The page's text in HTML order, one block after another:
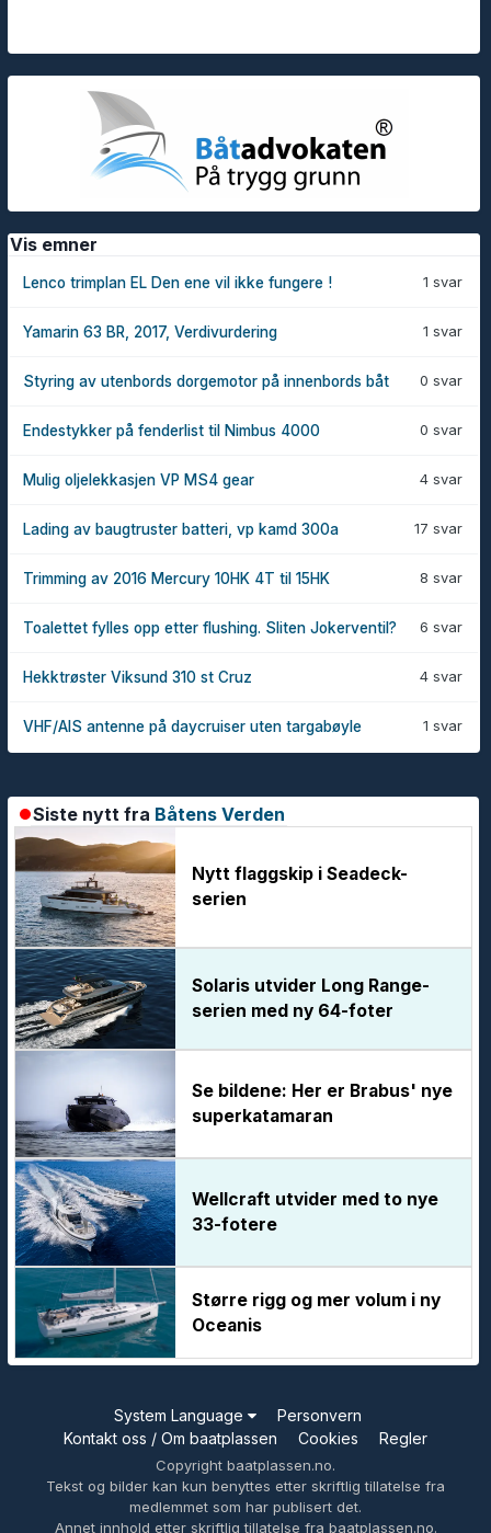
Vis emner
1 svar
Lenco trimplan EL Den ene vil ikke fungere !
1 svar
Yamarin 63 BR, 2017, Verdivurdering
0 svar
Styring av utenbords dorgemotor på innenbords båt
0 svar
Endestykker på fenderlist til Nimbus 4000
4 svar
Mulig oljelekkasjen VP MS4 gear
17 svar
Lading av baugtruster batteri, vp kamd 300a
8 svar
Trimming av 2016 Mercury 10HK 4T til 15HK
6 svar
Toalettet fylles opp etter flushing. Sliten Jokerventil?
4 svar
Hekktrøster Viksund 310 st Cruz
1 svar
VHF/AIS antenne på daycruiser uten targabøyle
Siste nytt fra Båtens Verden
Nytt flaggskip i Seadeck-
serien
Solaris utvider Long Range-
serien med ny 64-foter
Se bildene: Her er Brabus' nye
superkatamaran
Wellcraft utvider med to nye
33-fotere
Større rigg og mer volum i ny
Oceanis
System Language
Personvern
Kontakt oss / Om baatplassen
Cookies Regler
Copyright baatplassen.no.
Tekst og bilder kan kun benyttes etter skriftlig tillatelse fra
medlemmet som har publisert det.
Annet innhold etter skriftlig tillatelse fra baatplassen.no.